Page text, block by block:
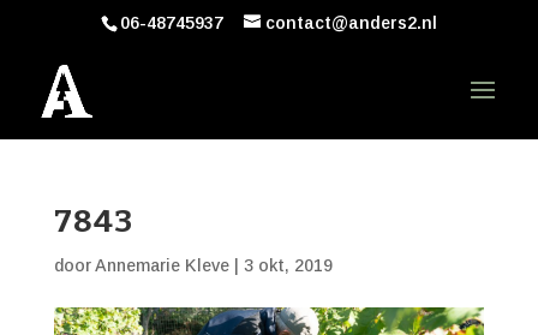
06-48745937 contact@anders2.nl
7843
doorAnnemarie Kleve| 3 okt, 2019